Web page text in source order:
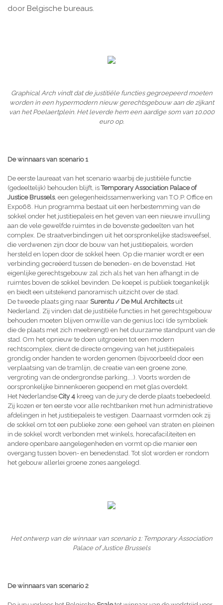
door Belgische bureaus.
Graphical Arch vindt dat de justitiële functies gegroepeerd moeten
worden in een hypermodern nieuw gerechtsgebouw aan de zijkant
van het Poelaertplein. Het leverde hem een aardige som van 10.000
euro op.
De winnaars van scenario 1
De eerste laureaat van het scenario waarbij de justitiële functie
(gedeeltelijk) behouden blijft, isTemporary Association Palace of
Justice Brussels, een gelegenheidssamenwerking van T.O.P. Office en
Expo68. Hun programma bestaat uit een herbestemming van de
sokkel onder het justitiepaleis en het geven van een nieuwe invulling
aan de vele gewelfde ruimtes in de bovenste gedeelten van het
complex. De straatverbindingen uit het oorspronkelijke stadsweefsel,
die verdwenen zijn door de bouw van het justitiepaleis, worden
hersteld en lopen door de sokkel heen. Op die manier wordt er een
verbinding gecreëerd tussen de beneden- en de bovenstad. Het
eigenlijke gerechtsgebouw zal zich als het van hen afhangt in de
ruimtes boven de sokkel bevinden. De koepel is publiek toegankelijk
en biedt een uitstekend panoramisch uitzicht over de stad.
De tweede plaats ging naar Surentu / De Mul Architectsuit
Nederland. Zij vinden dat de justitiële functies in het gerechtsgebouw
behouden moeten blijven omwille van de genius loci (de symboliek
die de plaats met zich meebrengt) en het duurzame standpunt van de
stad. Om het opnieuw te doen uitgroeien tot een modern
rechtscomplex, dient de directe omgeving van het justitiepaleis
grondig onder handen te worden genomen (bijvoorbeeld door een
verplaatsing van de tramlijn, de creatie van een groene zone,
vergroting van de ondergrondse parking,...). Voorts worden de
oorspronkelijke binnenkoeren geopend en met glas overdekt.
Het Nederlandse City 4 kreeg van de jury de derde plaats toebedeeld.
Zij kozen er ten eerste voor alle rechtbanken met hun administratieve
afdelingen in het justitiepaleis te vestigen. Daarnaast vormden ook zij
de sokkel om tot een publieke zone: een geheel van straten en pleinen
in de sokkel wordt verbonden met winkels, horecafaciliteiten en
andere openbare aangelegenheden en vormt op die manier een
overgang tussen boven- en benedenstad. Tot slot worden er rondom
het gebouw allerlei groene zones aangelegd.
Het ontwerp van de winnaar van scenario 1: Temporary Association
Palace of Justice Brussels
De winnaars van scenario 2